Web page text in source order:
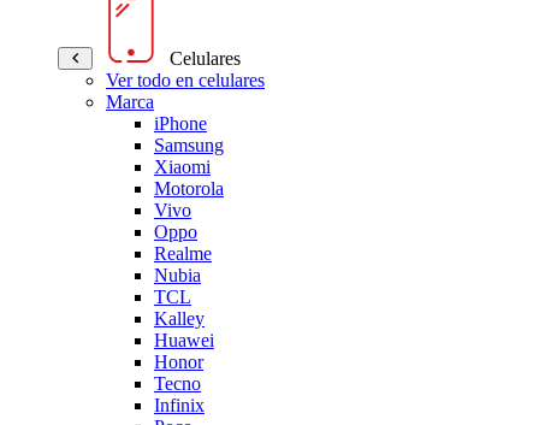
Celulares
Ver todo en celulares
Marca
iPhone
Samsung
Xiaomi
Motorola
Vivo
Oppo
Realme
Nubia
TCL
Kalley
Huawei
Honor
Tecno
Infinix